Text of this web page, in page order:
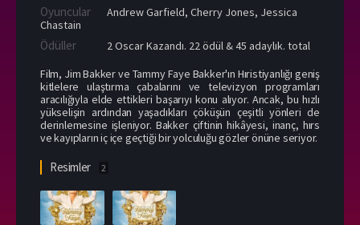
Oyuncular Andrew Garfield, Cherry Jones, Jessica
Chastain
Ödüller
2 Oscar Kazandı. 22 ödül & 45 adaylık. total
Film, Jim Bakker ve Tammy Faye Bakker'ın Hıristiyanlığı geniş
kitlelere ulaştırma çabalarını ve televizyon programları
aracılığıyla elde ettikleri başarıyı konu alıyor. Ancak, bu hızlı
yükselişin ardından yaşadıkları çöküşün çeşitli yönleri de
derinlemesine işleniyor. Bakker çiftinin hikâyesi, inanç, hırs
ve kayıpların iç içe geçtiği bir yolculuğu gözler önüne seriyor.
Resimler 2